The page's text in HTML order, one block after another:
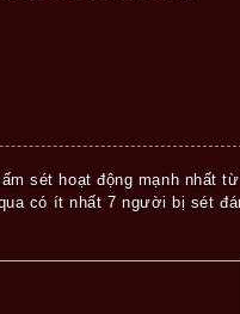
sét hoạt động mạnh nhất
có ít nhất 7 người bị sét